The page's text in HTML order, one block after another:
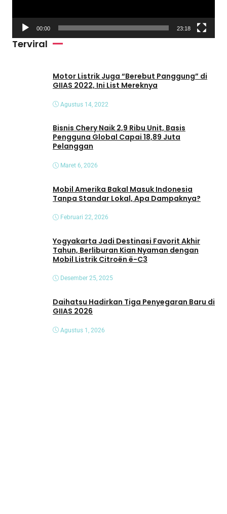
d
00:00 23:18
Terviral
Motor Listrik Juga “Berebut Panggung” di
GIIAS 2022, Ini List Mereknya
Agustus 14, 2022
Bisnis Chery Naik 2,9 Ribu Unit, Basis
Pengguna Global Capai 18,89 Juta
Pelanggan
Maret 6, 2026
Mobil Amerika Bakal Masuk Indonesia
Tanpa Standar Lokal, Apa Dampaknya?
Februari 22, 2026
Yogyakarta Jadi Destinasi Favorit Akhir
Tahun, Berliburan Kian Nyaman dengan
Mobil Listrik Citroën ë-C3
Desember 25, 2025
Daihatsu Hadirkan Tiga Penyegaran Baru di
GIIAS 2026
Agustus 1, 2026